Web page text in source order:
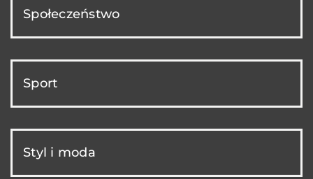
Społeczeństwo
Sport
Styl i moda